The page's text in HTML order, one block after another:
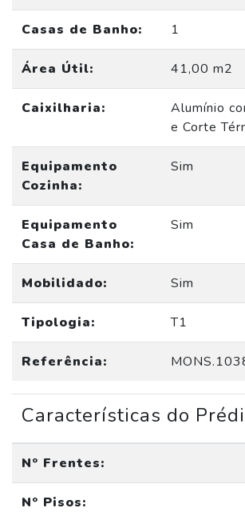
Casas de Banho: 1
Área Útil: 41,00 m2
Caixilharia:
Alumínio
e Corte
Equipamento
Cozinha:
Sim
Equipamento
Casa de Banho:
Sim
Mobilidado: Sim
Tipologia: T1
Referência:
Características do
Nº Frentes:
Nº Pisos: